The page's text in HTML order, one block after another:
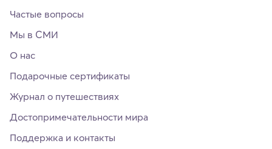
Частые вопросы
Мы в СМИ
О нас
Подарочные сертификаты
Журнал о путешествиях
Достопримечательности мира
Поддержка и контакты